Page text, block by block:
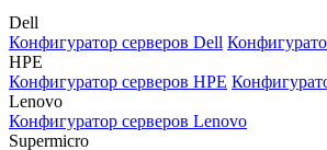
Dell
Конфигуратор серверов Dell
HPE
Конфигуратор серверов HPE
Lenovo
Конфигуратор серверов Lenovo
Supermicro